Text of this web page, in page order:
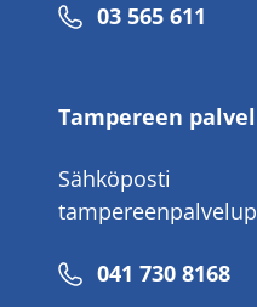
Puhelinnumero
03 565 611
Tampereen
Sähköposti
Puhelinnumero
041 730 8168